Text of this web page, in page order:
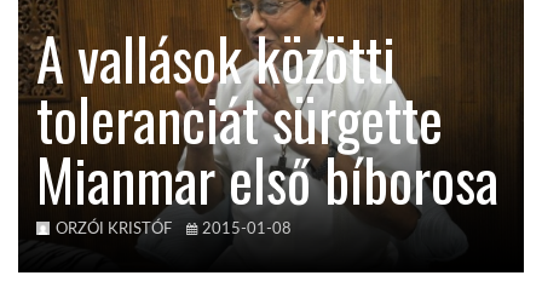
KÖZEL-KELET
AUSZTRÁLIA
A VILÁG ITTHON
A vallások közötti
toleranciát sürgette
Mianmar első bíborosa
ORZÓI KRISTÓF 2015-01-08